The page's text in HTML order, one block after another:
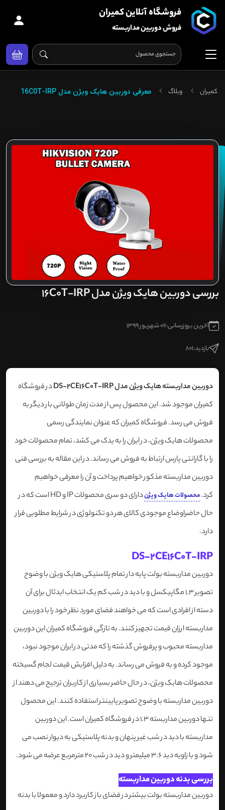
فروشگاه آنلاین کمیران
فروش دوربین مداربسته
کمیران وبلاگ معرفی دوربین هایک ویژن مدل 16C0T-IRP
بررسی دوربین هایک ویژن مدل 16C0T-IRP
آخرین بروزرسانی:06 شهریور 1399
بازدید:801
دوربین مداربسته هایک ویژن مدل DS-2CE16C0T-IRP
در فروشگاه
کمیران موجود شد. این محصول پس از مدت زمان طولانی بار دیگر به
فروش می رسد. فروشگاه کمیران که عنوان نمایندگی رسمی
محصولات هایک ویژن، در ایران را به یدک می کشد، تمام محصولات خود
را با گارانتی پارس ارتباط به فروش می رساند. در این مقاله به بررسی فنی
دوربین مداربسته مذکور خواهیم پرداخت و آن را معرفی خواهیم
کرد.محصولات هایک ویژن
دارای دو سری محصولات IP و HD است که در
حال حاضراوضاع موجودی کالای هر دو تکنولوژی در شرایط مطلوبی قرار
دارد.
DS-2CE16C0T-IRP
دوربین مداربسته بولت پایه دار تمام پلاستیکی هایک ویژن با وضوح
تصویر 1.3 مگاپیکسل و با دید در شب کم یک انتخاب ایدئال برای آن
دسته از افرادی است که می خواهند فضای مورد نظر خود را با دوربین
مداربسته ارزان قیمت تجهیز کنند. به تازگی فروشگاه کمیران این دوربین
مداربسته محبوب و پرفروش گذشته را که مدتی در ایران موجود نبود،
موجود کرده و به فروش می رساند. به دلیل افزایش قیمت لجام گسیخته
محصولات هایک ویژن، در حال حاضر بسیاری از کاربران ترجیح می دهند از
دوربین مداربسته با وضوح تصویر پایینتر استفاده کنند. این محصول
تنها دوربین مداربسته 1.3 در فروشگاه کمیران است. این دوربین
مداربسته با دید در شب غیر پنهان و بدنه پلاستیکی به دیوار نصب می
شود و با زاویه دید 3.6 میلیمتر و دید در شب 20 مترمربع عرضه می شود.
بررسی بدنه دوربین مداربسته
دوربین مداربسته بولت بیشتر در فضای باز کاربرد دارد و معمولا با بدنه